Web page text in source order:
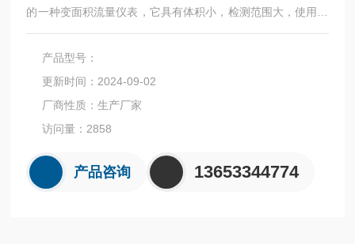
的一种变面积流量仪表，它具有体积小，检测范围大，使用方
便等特点，特别适用于低流速、小流量、高温、高压、强腐
蚀、导电或非导电介质的流量测量。广泛应用于石油、化工、
行业。
◆ 模块化组合设计，维修方便，正常使用免维护
◆ 单轴、非接触新型磁耦合结构，信号传输更稳定
产品型号：
更新时间：2024-09-02
厂商性质：生产厂家
访问量：2858
产品咨询 13653344774